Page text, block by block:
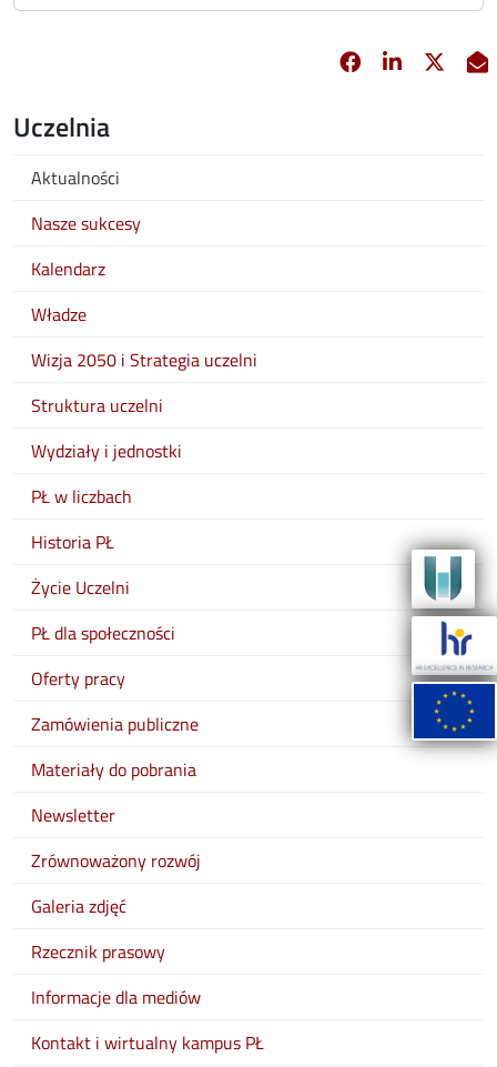
Facebook
opens in new
Linkedin
opens in
X
Uczelnia
Aktualności
Nasze sukcesy
Kalendarz
Władze
Wizja 2050 i Strategia uczelni
Struktura uczelni
Wydziały i jednostki
PŁ w liczbach
Historia PŁ
Życie Uczelni
PŁ dla społeczności
Oferty pracy
Zamówienia publiczne
Materiały do pobrania
Newsletter
Zrównoważony rozwój
Galeria zdjęć
Rzecznik prasowy
Informacje dla mediów
Kontakt i wirtualny kampus PŁ